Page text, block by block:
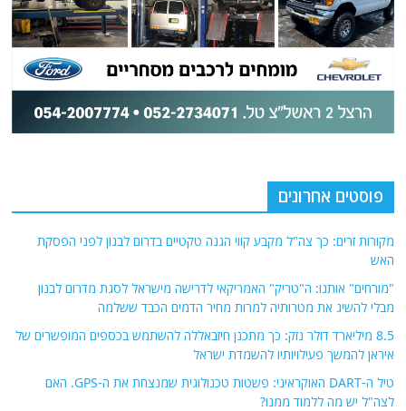
פוסטים אחרונים
מקורות זרים: כך צה"ל מקבע קווי הגנה טקטיים בדרום לבנון לפני הפסקת
האש
"מורחים" אותנו: ה"טריק" האמריקאי לדרישה מישראל לסגת מדרום לבנון
מבלי להשיג את מטרותיה למרות מחיר הדמים הכבד ששלמה
8.5 מיליארד דולר נזק: כך מתכנן חיזבאללה להשתמש בכספים המופשרים של
איראן להמשך פעילויותיו להשמדת ישראל
טיל ה-DART האוקראיני: פשטות טכנולוגית שמנצחת את ה-GPS. האם
לצה"ל יש מה ללמוד ממנו?